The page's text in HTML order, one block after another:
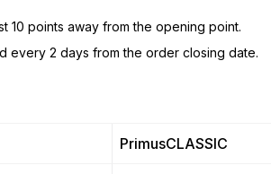
10 points away from the opening point.
every 2 days from the order closing date.
PrimusCLASSIC